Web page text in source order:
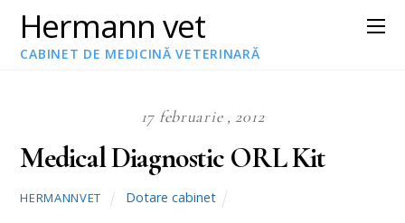
Hermann vet
CABINET DE MEDICINĂ VETERINARĂ
17 februarie , 2012
Medical Diagnostic ORL Kit
HERMANNVET Dotare cabinet